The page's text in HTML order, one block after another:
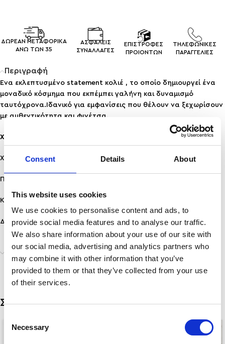
Consent Details About
This website uses cookies
We use cookies to personalise content and ads, to
provide social media features and to analyse our traffic.
We also share information about your use of our site with
our social media, advertising and analytics partners who
may combine it with other information that you’ve
provided to them or that they’ve collected from your use
of their services.
Selection
Necessary
ΔΩΡΕΑΝ ΜΕΤΑΦΟΡΙΚΑ
ΑΝΩ ΤΩΝ 35
ΑΣΦΑΛΕΙΣ
ΣΥΝΑΛΛΑΓEΣ
ΕΠΙΣΤΡΟΦΕΣ
ΠΡΟΙΟΝΤΩΝ
ΤΗΛΕΦΩΝΙΚΕΣ
ΠΑΡΑΓΓΕΛΙΕΣ
Περιγραφή
Ένα εκλεπτυσμένο statement κολιέ , το οποίο δημιουργεί ένα
μοναδικό κόσμημα που εκπέμπει γαλήνη και δυναμισμό
ταυτόχρονα.Ιδανικό για εμφανίσεις που θέλουν να ξεχωρίσουν
με αυθεντικότητα και φινέτσα.
Χαρακτηριστικά:
Χρώμα: Χρυσό-Λευκό
Πέτρες: Λάβα, Πέρλες
Κούμπωμα: Ατσάλινο
Διαμετρος: 40 mm & 7 mm προέκταση
Σχετικά προϊόντα